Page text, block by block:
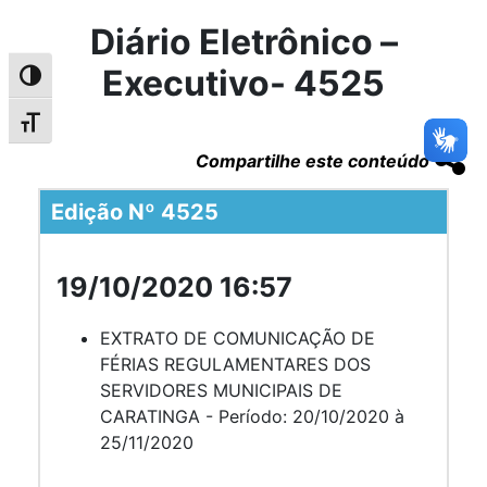
Alternar alto contraste
Alternar tamanho da fonte
Diário Eletrônico –
Executivo- 4525
Compartilhe este conteúdo
Edição Nº 4525
19/10/2020 16:57
EXTRATO DE COMUNICAÇÃO DE
FÉRIAS REGULAMENTARES DOS
SERVIDORES MUNICIPAIS DE
CARATINGA - Período: 20/10/2020 à
25/11/2020